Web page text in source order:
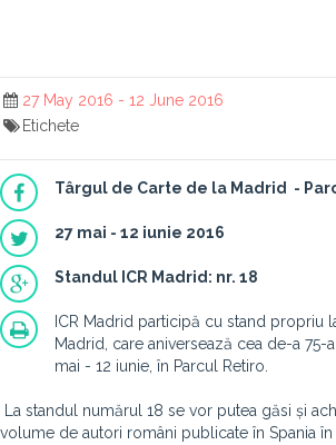
27 May 2016 - 12 June 2016
Etichete
Târgul de Carte de la Madrid -
27 mai - 12 iunie 2016
Standul ICR Madrid: nr. 18
ICR Madrid participă cu stand propriu
Madrid, care aniversează cea de-a 75-
mai - 12 iunie, în Parcul Retiro.
La standul numărul 18 se vor putea găsi și
volume de autori români publicate în Spania